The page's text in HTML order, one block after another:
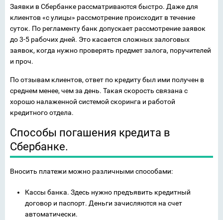
Заявки в Сбербанке рассматриваются быстро. Даже для
клиентов «с улицы» рассмотрение происходит в течение
суток. По регламенту банк допускает рассмотрение заявок
до 3-5 рабочих дней. Это касается сложных залоговых
заявок, когда нужно проверять предмет залога, поручителей
и проч.
По отзывам клиентов, ответ по кредиту был ими получен в
среднем менее, чем за день. Такая скорость связана с
хорошо налаженной системой скоринга и работой
кредитного отдела.
Способы погашения кредита в
Сбербанке.
Вносить платежи можно различными способами:
Кассы банка. Здесь нужно предъявить кредитный
договор и паспорт. Деньги зачисляются на счет
автоматически.